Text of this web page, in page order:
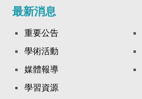
最新消息
重要公告
學術活動
媒體報導
學習資源